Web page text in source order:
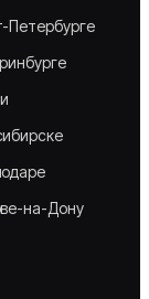
Петербурге
на-Дону